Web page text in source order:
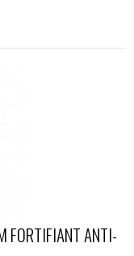
FORTIFIANT ANTI-